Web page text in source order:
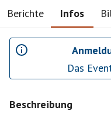
Berichte Infos
Das
Beschreibung